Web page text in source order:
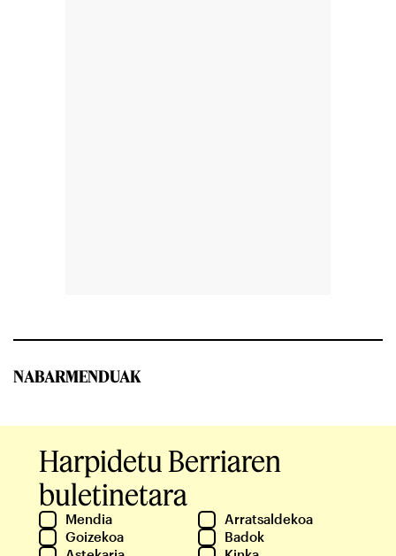
NABARMENDUAK
Harpidetu Berriaren
buletinetara
Mendia
Arratsaldekoa
Goizekoa
Badok